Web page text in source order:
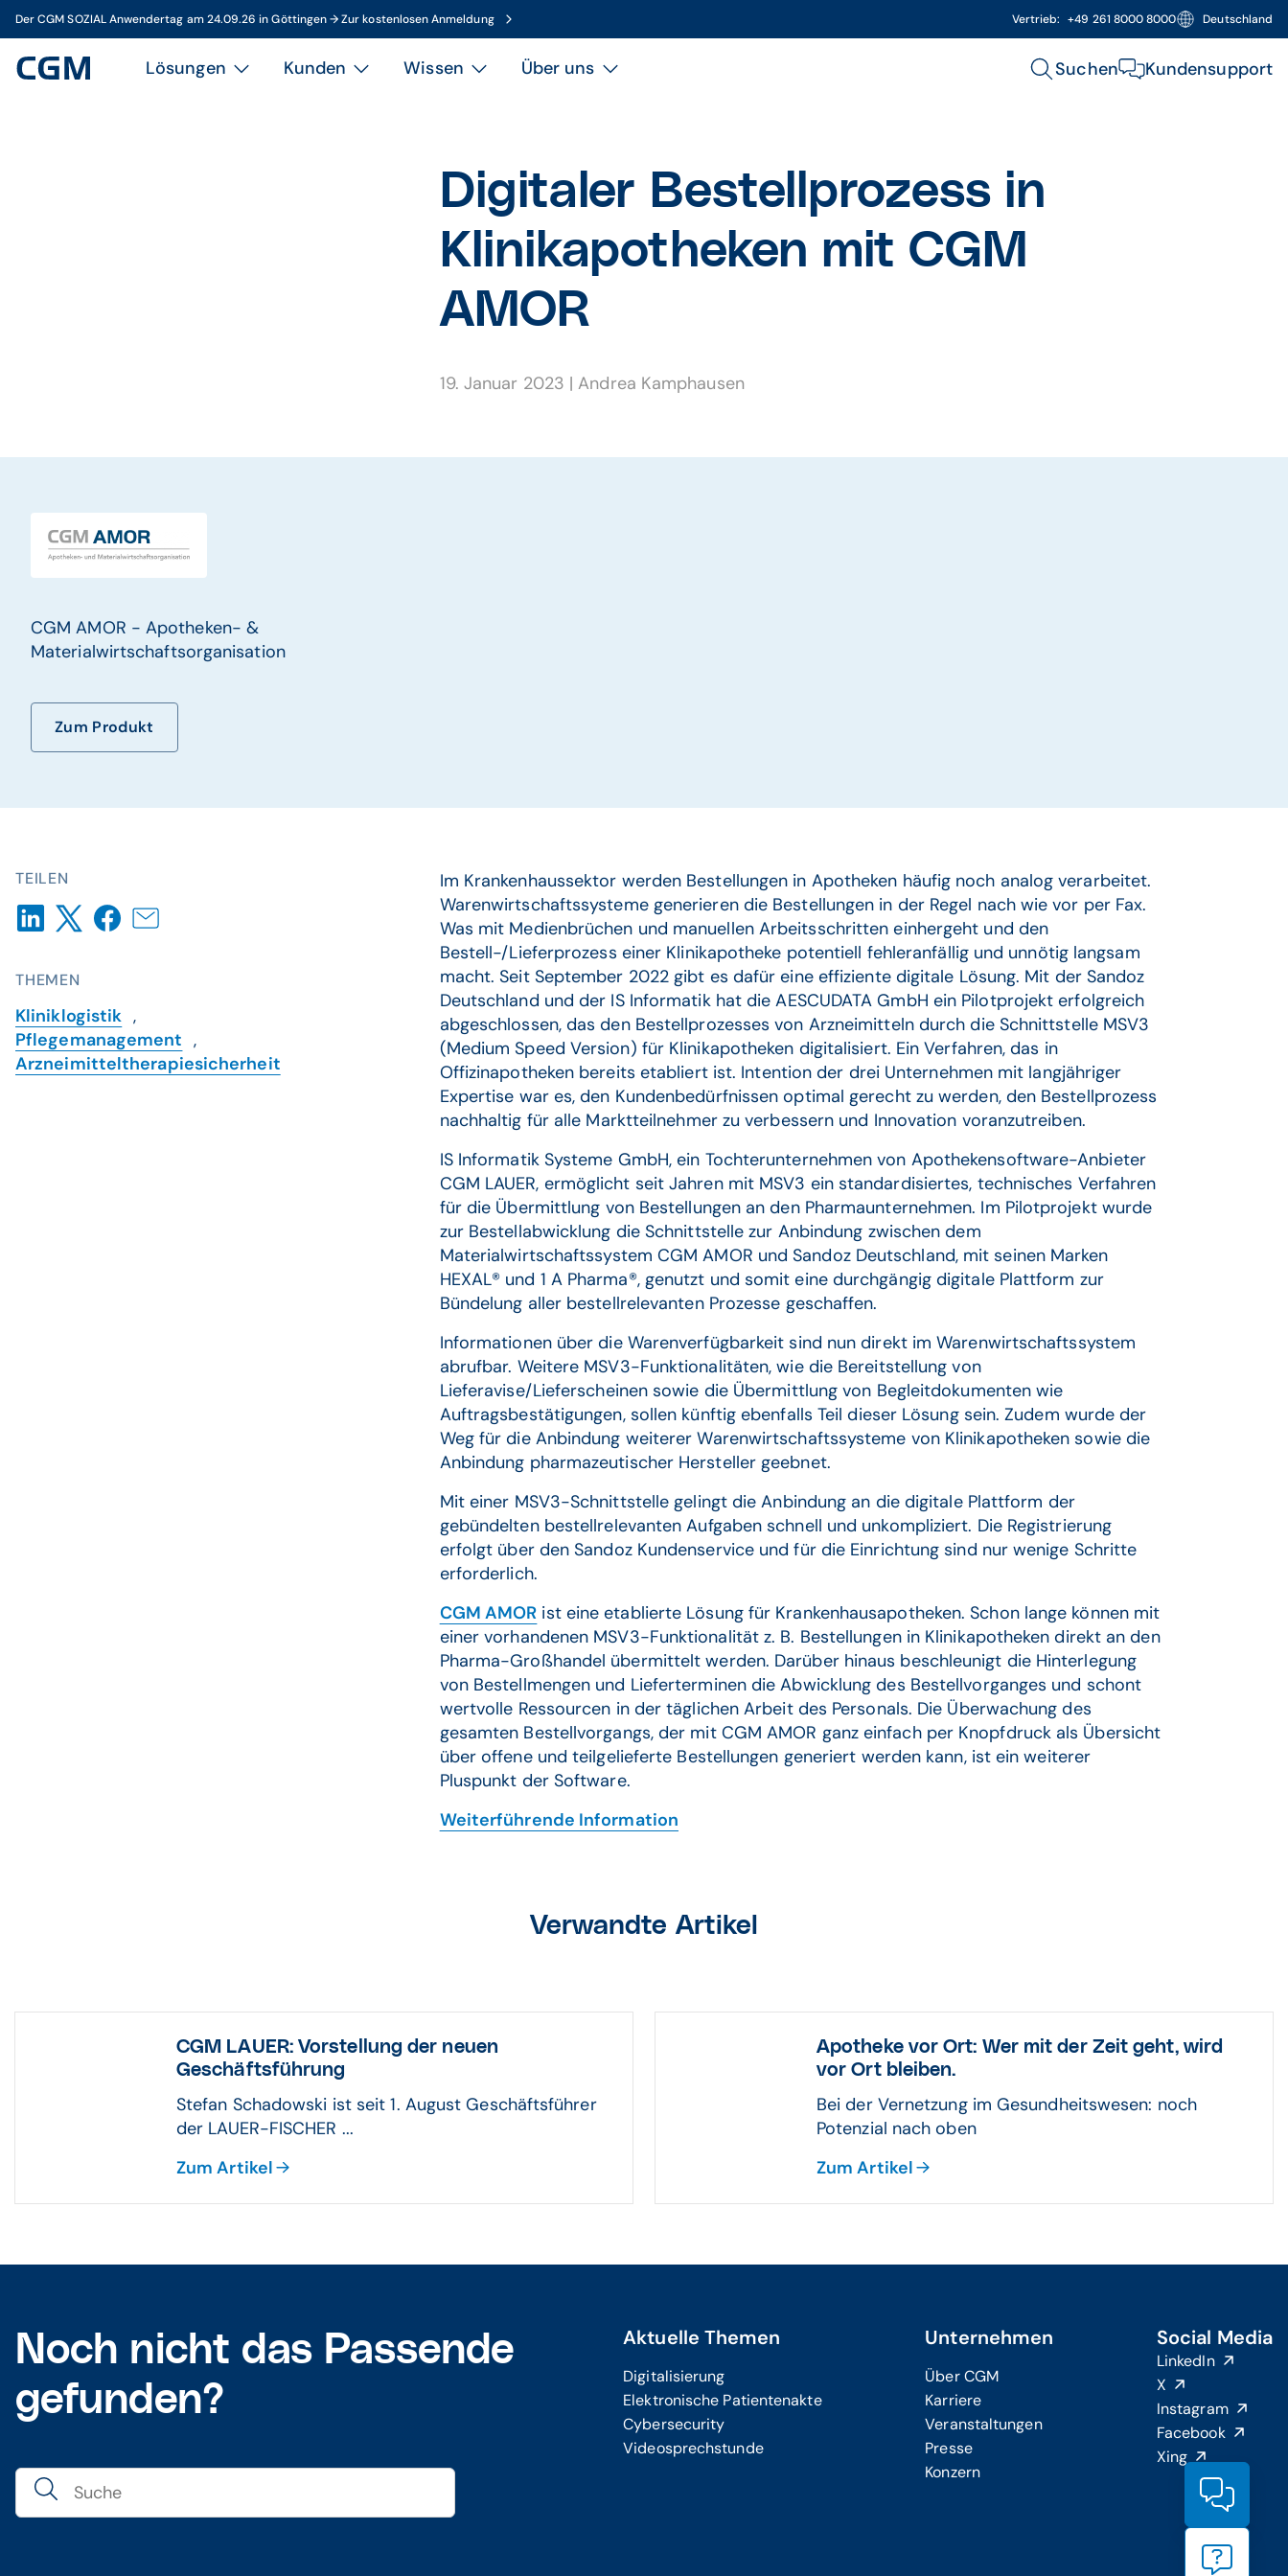
Der CGM SOZIAL Anwendertag am 24.09.26 in Göttingen → Zur kostenlosen Anmeldung Vertrieb: +49 261 8000 8000 Deutschland
Lösungen Kunden Wissen Über uns Suchen Kundensupport
Digitaler Bestell­prozess in
Klinik­apotheken mit CGM
AMOR
19. Januar 2023 |Andrea Kamphausen
CGM AMOR - Apotheken- &
Materialwirtschaftsorganisation
Zum Produkt
TEILEN
THEMEN
Kliniklogistik ,
Pflegemanagement ,
Arzneimitteltherapiesicherheit
Im Krankenhaussektor werden Bestellungen in Apotheken häufig noch analog verarbeitet.
Warenwirtschaftssysteme generieren die Bestellungen in der Regel nach wie vor per Fax.
Was mit Medienbrüchen und manuellen Arbeitsschritten einhergeht und den
Bestell-/Lieferprozess einer Klinikapotheke potentiell fehleranfällig und unnötig langsam
macht. Seit September 2022 gibt es dafür eine effiziente digitale Lösung. Mit der Sandoz
Deutschland und der IS Informatik hat die AESCUDATA GmbH ein Pilotprojekt erfolgreich
abgeschlossen, das den Bestellprozesses von Arzneimitteln durch die Schnittstelle MSV3
(Medium Speed Version) für Klinikapotheken digitalisiert. Ein Verfahren, das in
Offizinapotheken bereits etabliert ist. Intention der drei Unternehmen mit langjähriger
Expertise war es, den Kundenbedürfnissen optimal gerecht zu werden, den Bestellprozess
nachhaltig für alle Marktteilnehmer zu verbessern und Innovation voranzutreiben.
IS Informatik Systeme GmbH, ein Tochterunternehmen von Apothekensoftware-Anbieter
CGM LAUER, ermöglicht seit Jahren mit MSV3 ein standardisiertes, technisches Verfahren
für die Übermittlung von Bestellungen an den Pharmaunternehmen. Im Pilotprojekt wurde
zur Bestellabwicklung die Schnittstelle zur Anbindung zwischen dem
Materialwirtschaftssystem CGM AMOR und Sandoz Deutschland, mit seinen Marken
HEXAL® und 1 A Pharma®, genutzt und somit eine durchgängig digitale Plattform zur
Bündelung aller bestellrelevanten Prozesse geschaffen.
Informationen über die Warenverfügbarkeit sind nun direkt im Warenwirtschaftssystem
abrufbar. Weitere MSV3-Funktionalitäten, wie die Bereitstellung von
Lieferavise/Lieferscheinen sowie die Übermittlung von Begleitdokumenten wie
Auftragsbestätigungen, sollen künftig ebenfalls Teil dieser Lösung sein. Zudem wurde der
Weg für die Anbindung weiterer Warenwirtschaftssysteme von Klinikapotheken sowie die
Anbindung pharmazeutischer Hersteller geebnet.
Mit einer MSV3-Schnittstelle gelingt die Anbindung an die digitale Plattform der
gebündelten bestellrelevanten Aufgaben schnell und unkompliziert. Die Registrierung
erfolgt über den Sandoz Kundenservice und für die Einrichtung sind nur wenige Schritte
erforderlich.
CGM AMOR ist eine etablierte Lösung für Krankenhausapotheken. Schon lange können mit
einer vorhandenen MSV3-Funktionalität z. B. Bestellungen in Klinikapotheken direkt an den
Pharma-Großhandel übermittelt werden. Darüber hinaus beschleunigt die Hinterlegung
von Bestellmengen und Lieferterminen die Abwicklung des Bestellvorganges und schont
wertvolle Ressourcen in der täglichen Arbeit des Personals. Die Überwachung des
gesamten Bestellvorgangs, der mit CGM AMOR ganz einfach per Knopfdruck als Übersicht
über offene und teilgelieferte Bestellungen generiert werden kann, ist ein weiterer
Pluspunkt der Software.
Weiterführende Information
Verwandte Artikel
CGM LAUER: Vorstellung der neuen
Geschäftsführung
Stefan Schadowski ist seit 1. August Geschäftsführer
der LAUER-FISCHER ...
Zum Artikel
Apotheke vor Ort: Wer mit der Zeit geht, wird
vor Ort bleiben.
Bei der Vernetzung im Gesundheitswesen: noch
Potenzial nach oben
Zum Artikel
Noch nicht das Passende
gefunden?
Aktuelle Themen
Digitalisierung
Elektronische Patientenakte
Cybersecurity
Videosprechstunde
Unternehmen
Über CGM
Karriere
Veranstaltungen
Presse
Konzern
Social Media
LinkedIn
X
Instagram
Facebook
Xing